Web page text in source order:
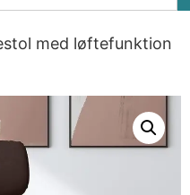
med løftefunktion